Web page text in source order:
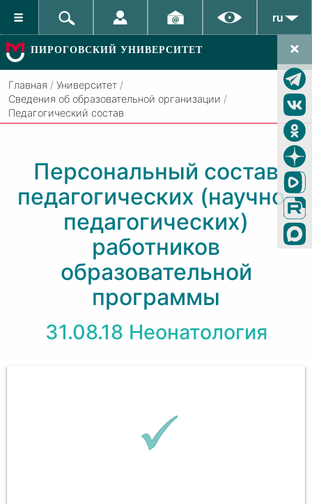
ru
ПИРОГОВСКИЙ УНИВЕРСИТЕТ
Главная / Университет /
Сведения об образовательной организации /
Педагогический состав
Персональный состав
педагогических (научно-
педагогических)
работников
образовательной
программы
31.08.18 Неонатология